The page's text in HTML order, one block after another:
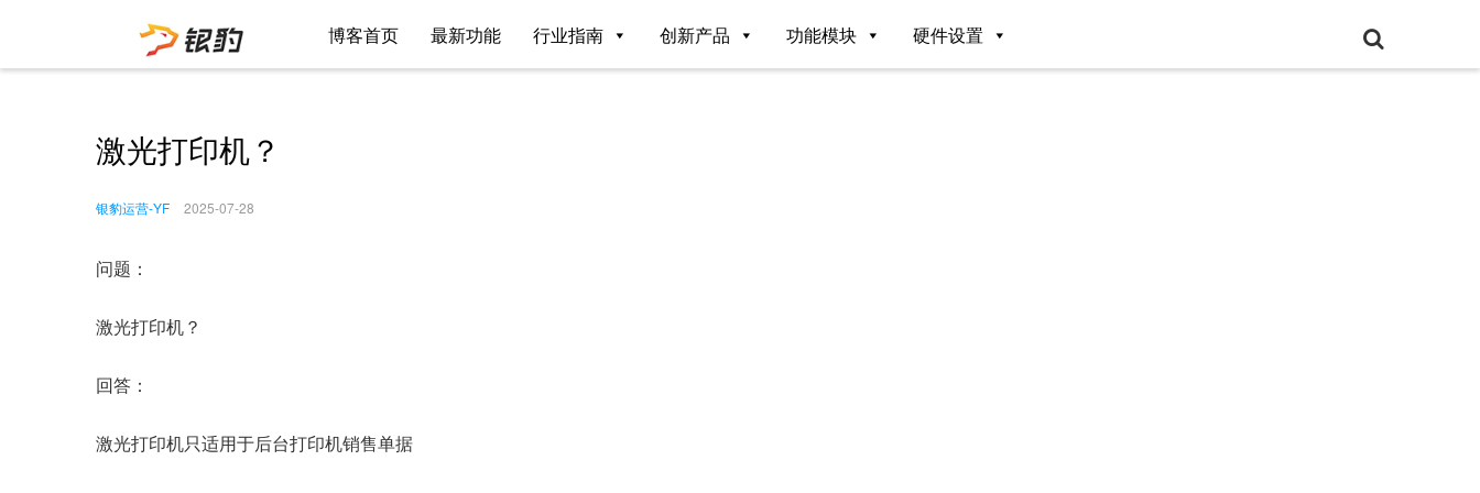
博客首页 最新功能 行业指南 创新产品 功能模块 硬件设置
激光打印机？
银豹运营-YF 2025-07-28
问题：
激光打印机？
回答：
激光打印机只适用于后台打印机销售单据